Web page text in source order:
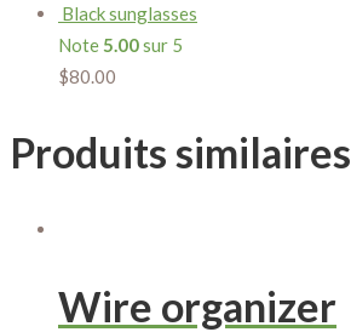
Black sunglasses
Note 5.00sur 5
$80.00
Produits similaires
Wire organizer